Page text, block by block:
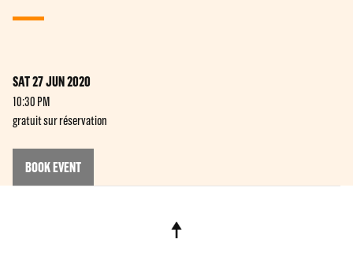
SAT 27 JUN 2020
10:30 PM
gratuit sur réservation
BOOK EVENT